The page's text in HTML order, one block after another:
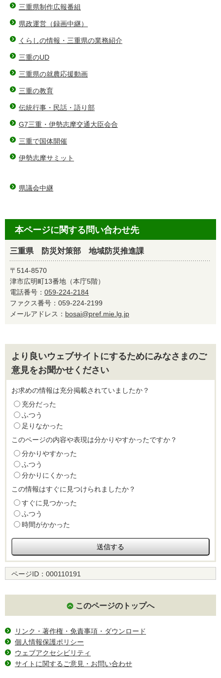
三重県制作広報番組
県政運営（録画中継）
くらしの情報・三重県の業務紹介
三重のUD
三重県の就農応援動画
三重の教育
伝統行事・民話・語り部
G7三重・伊勢志摩交通大臣会合
三重で国体開催
伊勢志摩サミット
県議会中継
本ページに関する問い合わせ先
三重県 防災対策部 地域防災推進課
〒514-8570
津市広明町13番地（本庁5階）
電話番号： 059-224-2184
ファクス番号：059-224-2199
メールアドレス： bosai@pref.mie.lg.jp
より良いウェブサイトにするためにみなさまのご
意見をお聞かせください
お求めの情報は充分掲載されていましたか？
充分だった
ふつう
足りなかった
このページの内容や表現は分かりやすかったですか？
分かりやすかった
ふつう
分かりにくかった
この情報はすぐに見つけられましたか？
すぐに見つかった
ふつう
時間がかかった
ページID： 000110191
このページのトップへ
リンク・著作権・免責事項・ダウンロード
個人情報保護ポリシー
ウェブアクセシビリティ
サイトに関するご意見・お問い合わせ